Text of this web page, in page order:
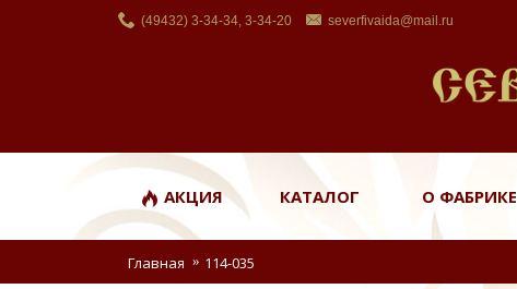
(49432) 3-34-34, 3-34-20 severfivaida@mail.ru
АКЦИЯ КАТАЛОГ О ФАБРИКЕ
Главная 114-035